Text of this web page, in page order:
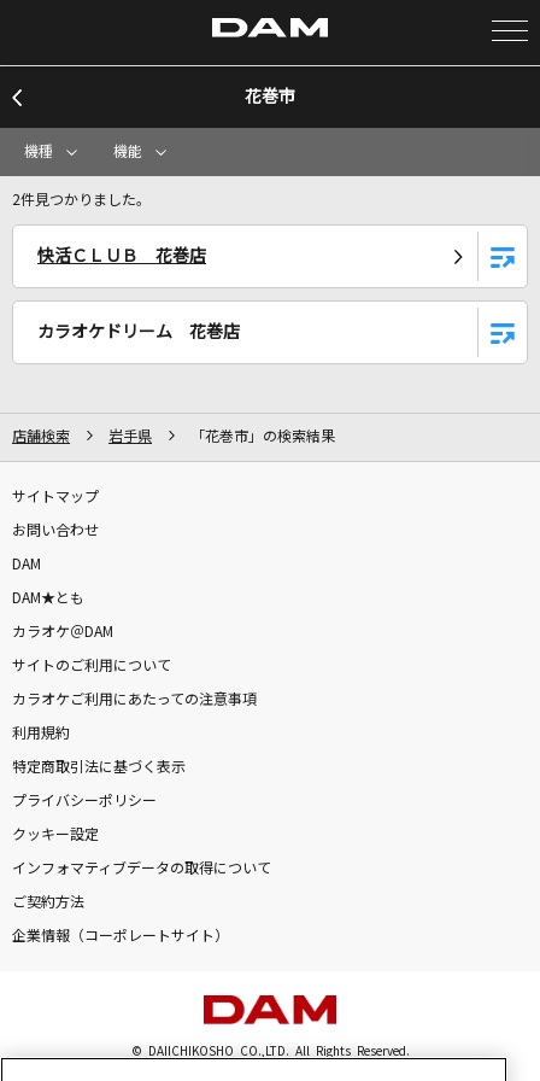
カラオケ検索
リアルタイムで歌われている曲の一覧
コブクロ
uncertain memory(UNPLUGGED Ver.)
GACKT(Gackt)
くるみ
京都物語
原 由子
愛を伝えたいだとか
Mr.Children
花巻市
機種 機能
2件見つかりました。
快活ＣＬＵＢ 花巻店
カラオケドリーム 花巻店
店舗検索 岩手県 「花巻市」の検索結果
サイトマップ
お問い合わせ
DAM
DAM★とも
カラオケ＠DAM
サイトのご利用について
カラオケご利用にあたっての注意事項
利用規約
特定商取引法に基づく表示
プライバシーポリシー
クッキー設定
インフォマティブデータの取得について
ご契約方法
企業情報（コーポレートサイト）
© DAIICHIKOSHO CO.,LTD. All Rights Reserved.